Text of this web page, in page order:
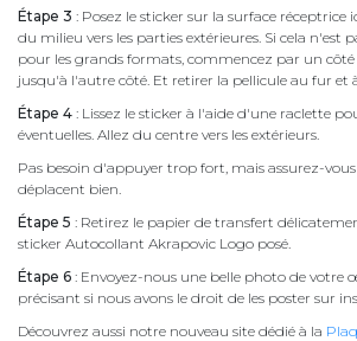
Étape 3 : Posez le sticker sur la surface
du milieu vers les parties extérieures. Si cela n'est
pour les grands formats, commencez par un
jusqu'à l'autre côté. Et retirer la pellicule au fur et
Étape 4 : Lissez le sticker à l'aide d'une raclette
éventuelles. Allez du centre vers les extérieurs.
Pas besoin d'appuyer trop fort, mais assurez-vous
déplacent bien.
Étape 5 : Retirez le papier de transfert
sticker Autocollant Akrapovic Logo posé.
Étape 6 : Envoyez-nous une belle photo de votre
précisant si nous avons le droit de les poster sur
Découvrez aussi notre nouveau site dédié à la